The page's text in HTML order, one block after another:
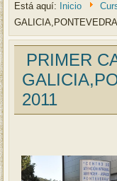
Está aquí: Inicio
PRIMER
2011